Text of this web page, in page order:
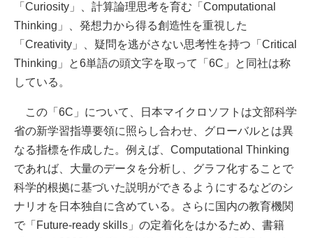
「Curiosity」、計算論理思考を育む「Computational
Thinking」、発想力から得る創造性を重視した
「Creativity」、疑問を逃がさない思考性を持つ「Critical
Thinking」と6単語の頭文字を取って「6C」と同社は称
している。
この「6C」について、日本マイクロソフトは文部科学
省の新学習指導要領に照らし合わせ、グローバルとは異
なる指標を作成した。例えば、Computational Thinking
であれば、大量のデータを分析し、グラフ化することで
科学的根拠に基づいた説明ができるようにするなどのシ
ナリオを日本独自に含めている。さらに国内の教育機関
で「Future-ready skills」の定着化をはかるため、書籍